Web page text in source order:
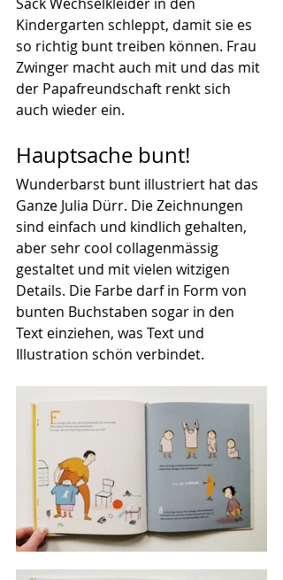
Kindergarten schleppt, damit sie es
so richtig bunt treiben können. Frau
Zwinger macht auch mit und das mit
der Papafreundschaft renkt sich
auch wieder ein.
Hauptsache bunt!
Wunderbarst bunt illustriert hat das
Ganze Julia Dürr. Die Zeichnungen
sind einfach und kindlich gehalten,
aber sehr cool collagenmässig
gestaltet und mit vielen witzigen
Details. Die Farbe darf in Form von
bunten Buchstaben sogar in den
Text einziehen, was Text und
Illustration schön verbindet.